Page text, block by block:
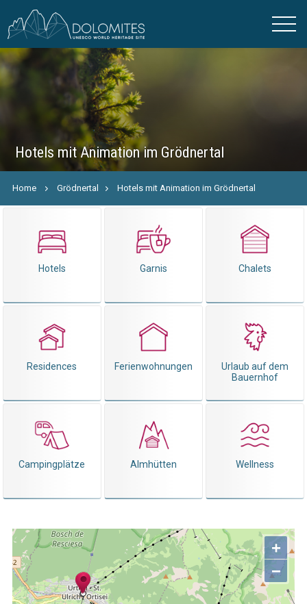
Hotels mit Animation im Grödnertal
Home Grödnertal Hotels mit Animation im Grödnertal
Hotels Garnis Chalets
Residences Ferienwohnungen
Urlaub auf dem
Bauernhof
Campingplätze Almhütten Wellness
+
−